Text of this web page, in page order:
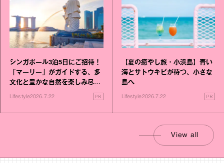
シンガポール3泊5日にご招待！
「マーリー」がガイドする、多
文化と豊かな自然を楽しみ尽く
Lifestyle2026.7.22 PR
【夏の癒やし旅・小浜島】青い
海とサトウキビが待つ、小さな
島へ
Lifestyle2026.7.22 PR
View all